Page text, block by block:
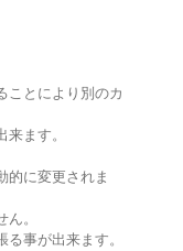
ことにより別のカ
ます。
的に変更されま
。
事が出来ます。